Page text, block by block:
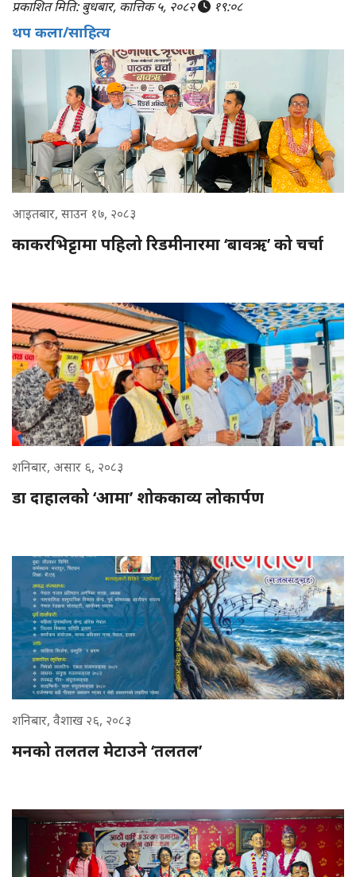
प्रकाशित मिति: बुधबार, कात्तिक ५, २०८२ १९:०८
थप कला/साहित्य
आइतबार, साउन १७, २०८३
काकरभिट्टामा पहिलो रिडमीनारमा ‘बावऋ’ को चर्चा
शनिबार, असार ६, २०८३
डा दाहालको ‘आमा’ शोककाव्य लोकार्पण
शनिबार, वैशाख २६, २०८३
मनको तलतल मेटाउने ‘तलतल’